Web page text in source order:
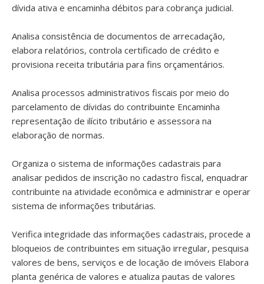
dívida ativa e encaminha débitos para cobrança judicial.
Analisa consistência de documentos de arrecadação,
elabora relatórios, controla certificado de crédito e
provisiona receita tributária para fins orçamentários.
Analisa processos administrativos fiscais por meio do
parcelamento de dívidas do contribuinte Encaminha
representação de ilícito tributário e assessora na
elaboração de normas.
Organiza o sistema de informações cadastrais para
analisar pedidos de inscrição no cadastro fiscal, enquadrar
contribuinte na atividade econômica e administrar e operar
sistema de informações tributárias.
Verifica integridade das informações cadastrais, procede a
bloqueios de contribuintes em situação irregular, pesquisa
valores de bens, serviços e de locação de imóveis Elabora
planta genérica de valores e atualiza pautas de valores